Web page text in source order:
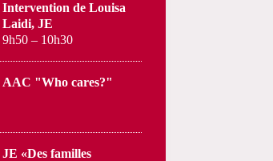
Intervention de Louisa
Laidi, JE
9h50 – 10h30
AAC "Who cares?"
JE «Des familles